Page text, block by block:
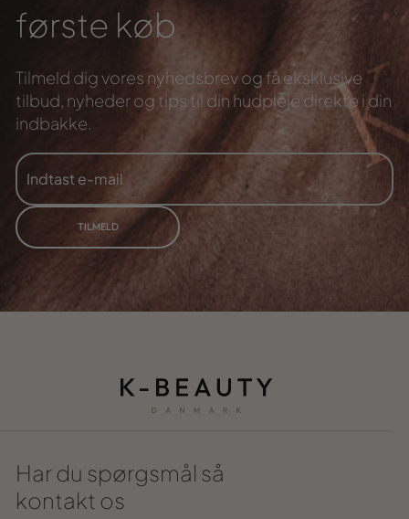
første køb
Tilmeld dig vores nyhedsbrev og få eksklusive
tilbud, nyheder og tips til din hudpleje direkte i din
indbakke.
INDTAST
E-
MAIL
TILMELD
TILMELD
Har du spørgsmål så
kontakt os